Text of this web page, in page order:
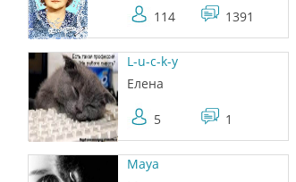
114 1391
L-u-c-k-y
Елена
5 1
Maya